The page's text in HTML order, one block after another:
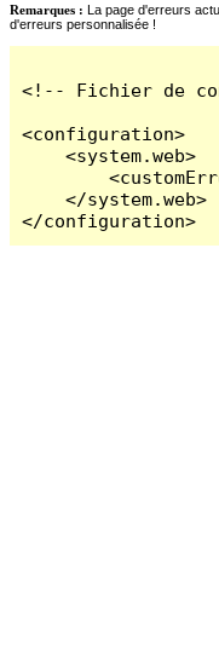
Remarques : La page d'erreurs
d'erreurs personnalisée !
<!-- Fichier de
<configuration>
    <system.web>
    </system.web>
</configuration>